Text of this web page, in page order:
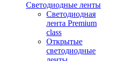
Светодиодные ленты
Светодиодная
лента Premium
class
Открытые
светодиодные